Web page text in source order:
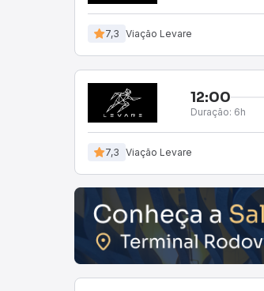
7,3 Viação Levare
12:00
Duração: 6h
7,3 Viação Levare